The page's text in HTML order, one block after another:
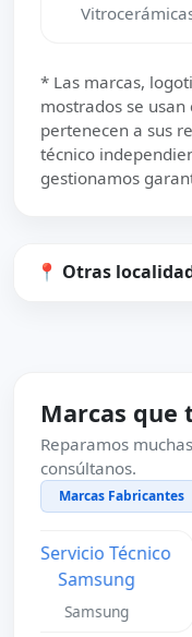
* Las marcas,
mostrados se
pertenecen a sus
técnico
gestionamos
📍 Otras
Marcas que
Reparamos
consúltanos.
Marcas Fabricantes
Neff